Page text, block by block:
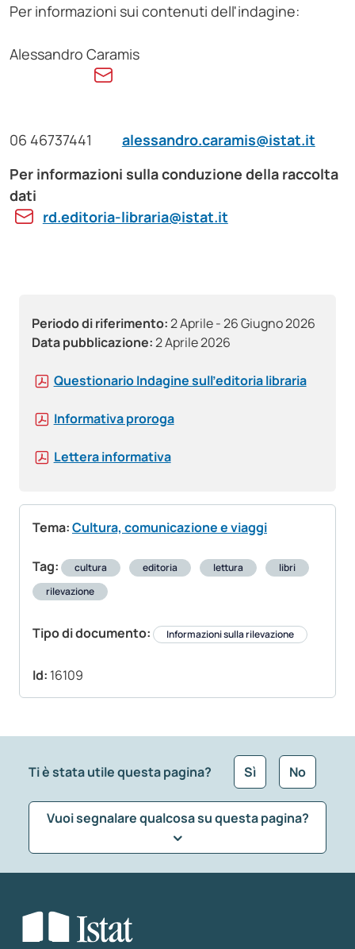
Periodo di riferimento:2 Aprile - 26 Giugno 2026
Data pubblicazione:2 Aprile 2026
Questionario Indagine sull'editoria libraria
Informativa proroga
Lettera informativa
Tema:Cultura, comunicazione e viaggi
Tag: cultura editoria lettura
libri
rilevazione
Tipo di documento: Informazioni sulla rilevazione
Id: 16109
Per informazioni sui contenuti dell'indagine:
Alessandro Caramis
06 46737441
alessandro.caramis@istat.it
Per informazioni sulla conduzione della raccolta
dati
rd.editoria-libraria@istat.it
Ti è stata utile questa pagina? Sì No
Vuoi segnalare qualcosa su questa pagina?
Seleziona la tipologia della segnalazione